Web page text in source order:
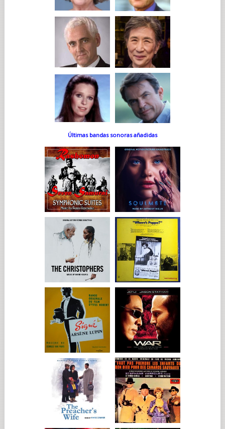
Últimas bandas sonoras añadidas